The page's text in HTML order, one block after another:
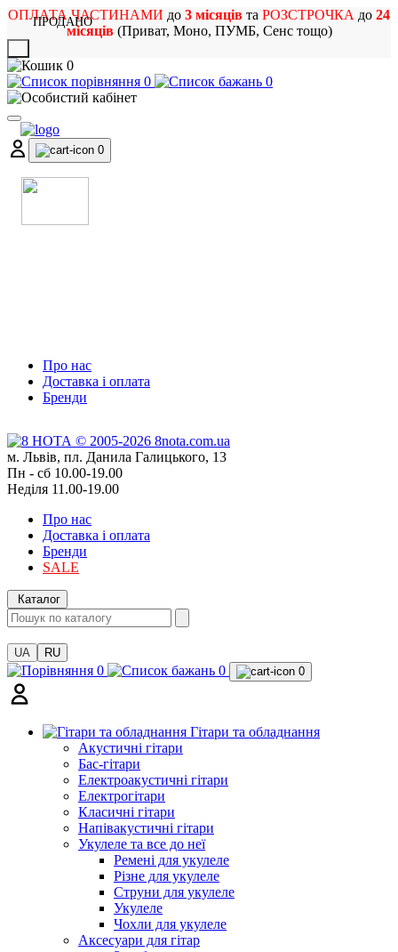
ОПЛАТА ЧАСТИНАМИ до 3 місяців та РОЗСТРОЧКА до 24
місяців(Приват, Моно, ПУМБ, Сенс тощо)
0
0
0
0
Про нас
Доставка і оплата
Бренди
м. Львів, пл. Данила Галицького, 13
Пн - сб 10.00-19.00
Неділя 11.00-19.00
Про нас
Доставка і оплата
Бренди
SALE
Каталог
UA RU
0 0 0
Гітари та обладнання
Акустичні гітари
Бас-гітари
Електроакустичні гітари
Електрогітари
Класичні гітари
Напівакустичні гітари
Укулеле та все до неї
Ремені для укулеле
Різне для укулеле
Струни для укулеле
Укулеле
Чохли для укулеле
Аксесуари для гітар
ПРОДАНО